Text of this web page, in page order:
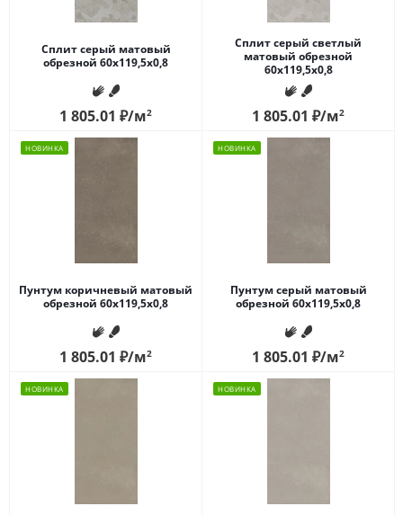
Сплит серый матовый
обрезной 60x119,5x0,8
1 805.01 ₽/м2
Сплит серый светлый
матовый обрезной
60x119,5x0,8
1 805.01 ₽/м2
НОВИНКА
Пунтум коричневый матовый
обрезной 60x119,5x0,8
1 805.01 ₽/м2
НОВИНКА
Пунтум серый матовый
обрезной 60x119,5x0,8
1 805.01 ₽/м2
НОВИНКА НОВИНКА